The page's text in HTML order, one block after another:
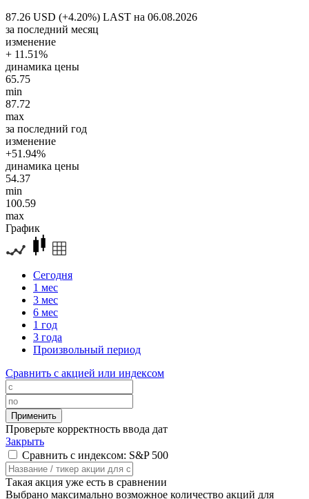
87.26 USD (+4.20%) LAST на 06.08.2026
за последний месяц
изменение
+ 11.51%
динамика цены
65.75
min
87.72
max
за последний год
изменение
+51.94%
динамика цены
54.37
min
100.59
max
График
Сегодня
1 мес
3 мес
6 мес
1 год
3 года
Произвольный период
Сравнить с акцией или индексом
Проверьте корректность ввода дат
Закрыть
Сравнить с индексом: S&P 500
Такая акция уже есть в сравнении
Выбрано максимально возможное количество акций для